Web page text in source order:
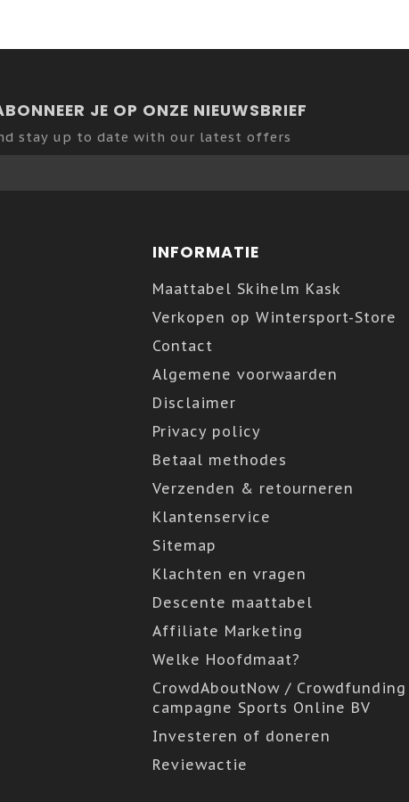
JE OP ONZE NIEUWSBRIEF
stay up to date with our latest offers
INFORMATIE
Maattabel Skihelm Kask
Verkopen op Wintersport-Store
Contact
Algemene voorwaarden
Disclaimer
Privacy policy
Betaal methodes
Verzenden & retourneren
Klantenservice
Sitemap
Klachten en vragen
Descente maattabel
Affiliate Marketing
Welke Hoofdmaat?
CrowdAboutNow / Crowdfunding
campagne Sports Online BV
Investeren of doneren
Reviewactie